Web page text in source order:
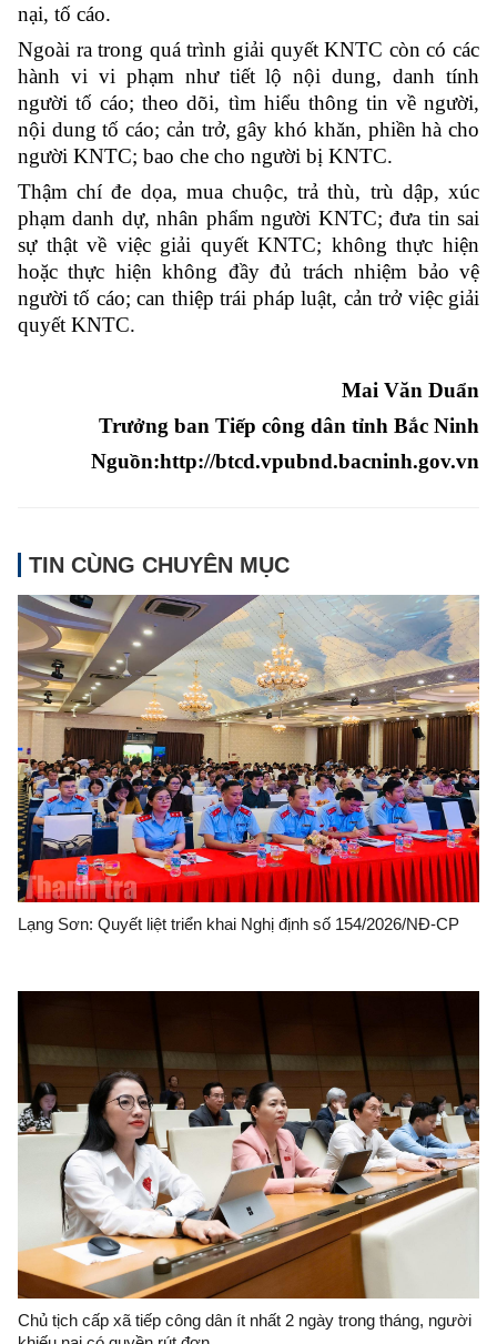
nại, tố cáo.
Ngoài ra trong quá trình giải quyết KNTC còn có các
hành vi vi phạm như tiết lộ nội dung, danh tính
người tố cáo; theo dõi, tìm hiểu thông tin về người,
nội dung tố cáo; cản trở, gây khó khăn, phiền hà cho
người KNTC; bao che cho người bị KNTC.
Thậm chí đe dọa, mua chuộc, trả thù, trù dập, xúc
phạm danh dự, nhân phẩm người KNTC; đưa tin sai
sự thật về việc giải quyết KNTC; không thực hiện
hoặc thực hiện không đầy đủ trách nhiệm bảo vệ
người tố cáo; can thiệp trái pháp luật, cản trở việc giải
quyết KNTC.
Mai Văn Duẩn
Trưởng ban Tiếp công dân tỉnh Bắc Ninh
Nguồn:http://btcd.vpubnd.bacninh.gov.vn
TIN CÙNG CHUYÊN MỤC
Lạng Sơn: Quyết liệt triển khai Nghị định số 154/2026/NĐ-CP
Chủ tịch cấp xã tiếp công dân ít nhất 2 ngày trong tháng, người